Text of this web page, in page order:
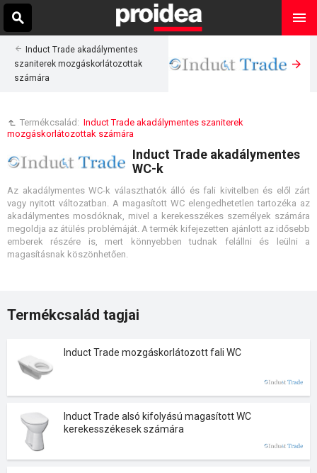
Induct Trade akadálymentes
szaniterek mozgáskorlátozottak
számára
Termékcsalád: Induct Trade akadálymentes szaniterek
mozgáskorlátozottak számára
Induct Trade akadálymentes
WC-k
Az akadálymentes WC-k választhatók álló és fali kivitelben és elől zárt
vagy nyitott változatban. A magasított WC elengedhetetlen tartozéka az
akadálymentes mosdóknak, mivel a kerekesszékes személyek számára
megoldja az átülés problémáját. A termék kifejezetten ajánlott az idősebb
emberek részére is, mert könnyebben tudnak felállni és leülni a
magasításnak köszönhetően.
Termékcsalád tagjai
Induct Trade mozgáskorlátozott fali WC
Induct Trade alsó kifolyású magasított WC
kerekesszékesek számára